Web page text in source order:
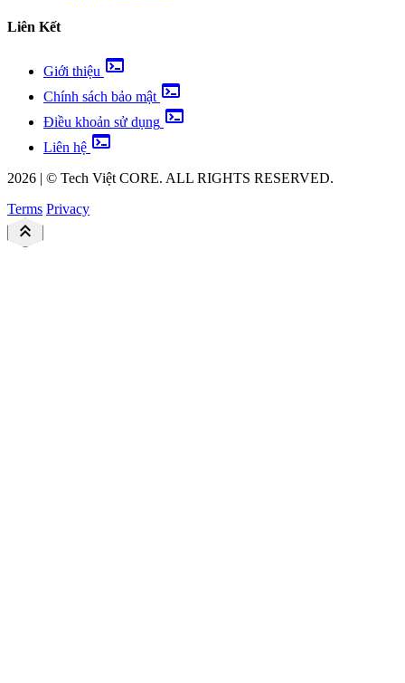
Liên Kết
Giới thiệu terminal
Chính sách bảo mật terminal
Điều khoản sử dụng terminal
Liên hệ terminal
2026 | © Tech ViệtCORE. ALL RIGHTS RESERVED.
Terms Privacy
keyboard_double_arrow_up